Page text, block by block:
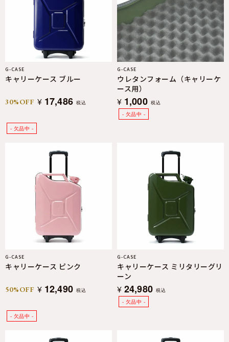
G-CASE
キャリーケース ブルー
30%OFF ¥ 17,486 税込
G-CASE
ウレタンフォーム（キャリーケ
ース用）
¥ 1,000 税込
G-CASE
キャリーケース ピンク
50%OFF ¥ 12,490 税込
G-CASE
キャリーケース ミリタリーグリ
ーン
¥ 24,980 税込